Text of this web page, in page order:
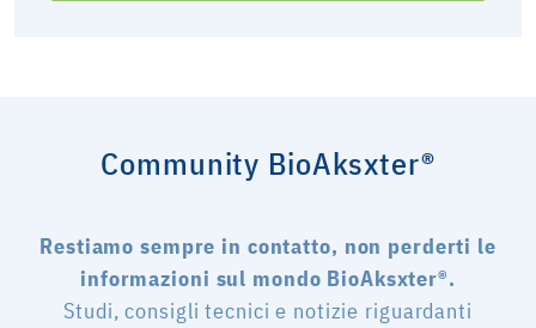
Community BioAksxter®
Restiamo sempre in contatto, non perderti le
informazioni sul mondo BioAksxter®.
Studi, consigli tecnici e notizie riguardanti